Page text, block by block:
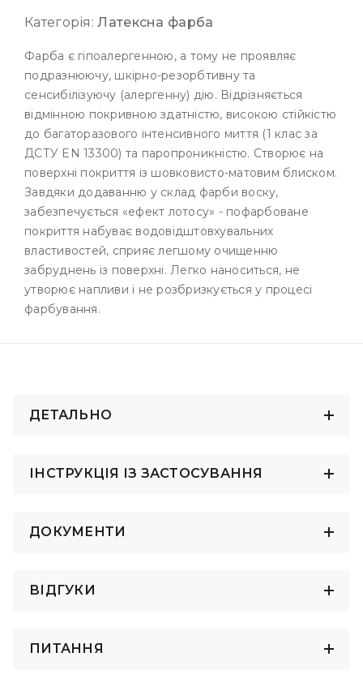
Категорія:Латексна фарба
Фарба є гіпоалергенною, а тому не проявляє
подразнюючу, шкірно-резорбтивну та
сенсибілізуючу (алергенну) дію. Відрізняється
відмінною покривною здатністю, високою стійкістю
до багаторазового інтенсивного миття (1 клас за
ДСТУ EN 13300) та паропроникністю. Створює на
поверхні покриття із шовковисто-матовим блиском.
Завдяки додаванню у склад фарби воску,
забезпечується «ефект лотосу» - пофарбоване
покриття набуває водовідштовхувальних
властивостей, сприяє легшому очищенню
забруднень із поверхні. Легко наноситься, не
утворює напливи і не розбризкується у процесі
фарбування.
ДЕТАЛЬНО
ІНСТРУКЦІЯ ІЗ ЗАСТОСУВАННЯ
ДОКУМЕНТИ
ВІДГУКИ
ПИТАННЯ